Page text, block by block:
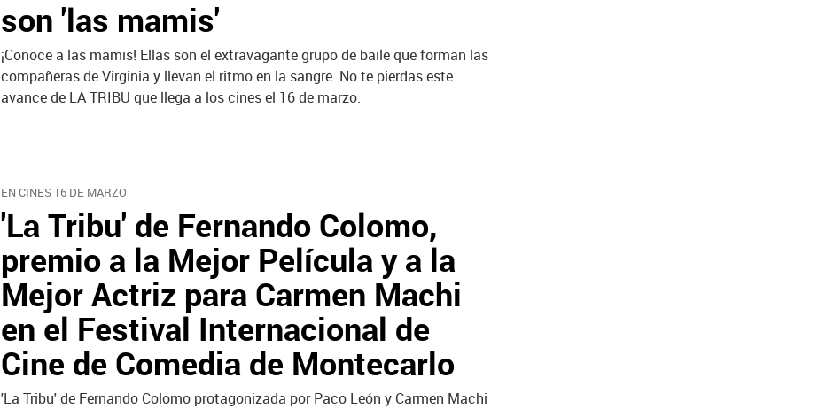
son 'las mamis'
¡Conoce a las mamis! Ellas son el extravagante grupo de baile que forman las
compañeras de Virginia y llevan el ritmo en la sangre. No te pierdas este
avance de LA TRIBU que llega a los cines el 16 de marzo.
EN CINES 16 DE MARZO
'La Tribu' de Fernando Colomo,
premio a la Mejor Película y a la
Mejor Actriz para Carmen Machi
en el Festival Internacional de
Cine de Comedia de Montecarlo
'La Tribu' de Fernando Colomo protagonizada por Paco León y Carmen Machi